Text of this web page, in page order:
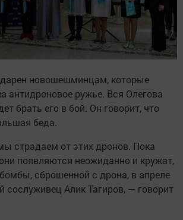
новошешминцам, которые
антидроновое ружье. Вся Олегова
брать его в бой. Он говорит, что
беда.
страдаем от этих дронов. Пока
появляются неожиданно и кружат,
сброшенной с дрона, в апреле
сослуживец Алик Тагиров, — говорит